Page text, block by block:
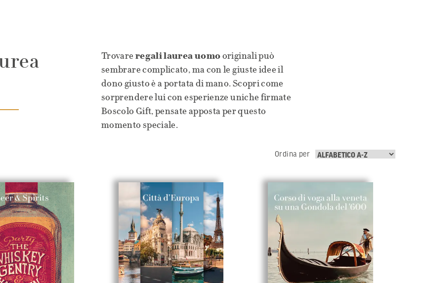
Trovare regali laurea uomooriginali può
sembrare complicato, ma con le giuste idee il
dono giusto è a portata di mano. Scopri come
sorprendere lui con esperienze uniche firmate
Boscolo Gift, pensate apposta per questo
momento speciale.
Ordina per